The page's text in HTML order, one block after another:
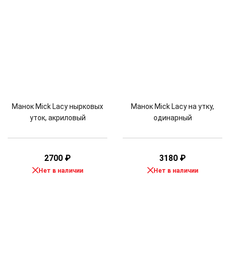
Манок Mick Lacy нырковых
уток, акриловый
2700 ₽
Нет в наличии
Манок Mick Lacy на утку,
одинарный
3180 ₽
Нет в наличии